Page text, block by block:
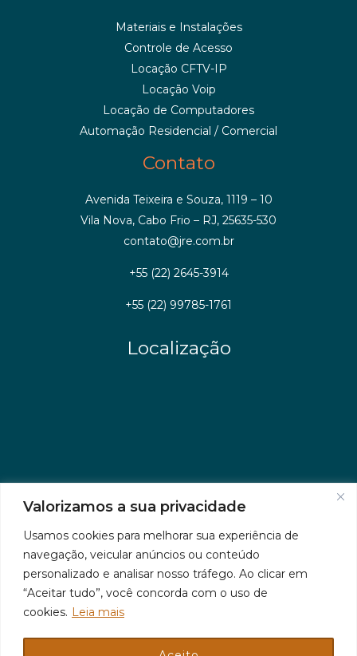
Valorizamos a sua privacidade
Usamos cookies para melhorar sua experiência de
navegação, veicular anúncios ou conteúdo
personalizado e analisar nosso tráfego. Ao clicar em
“Aceitar tudo”, você concorda com o uso de
cookies. Leia mais
Materiais e Instalações
Controle de Acesso
Locação CFTV-IP
Locação Voip
Locação de Computadores
Automação Residencial / Comercial
Contato
Avenida Teixeira e Souza, 1119 – 10
Vila Nova, Cabo Frio – RJ, 25635-530
contato@jre.com.br
+55 (22) 2645-3914
+55 (22) 99785-1761
Localização